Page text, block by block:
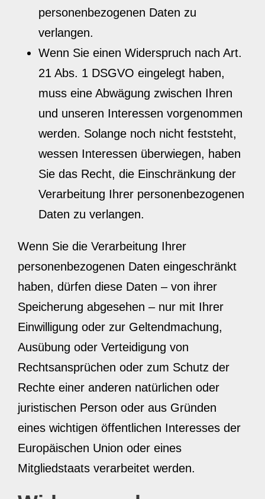
personenbezogenen Daten zu
verlangen.
Wenn Sie einen Widerspruch nach Art.
21 Abs. 1 DSGVO eingelegt haben,
muss eine Abwägung zwischen Ihren
und unseren Interessen vorgenommen
werden. Solange noch nicht feststeht,
wessen Interessen überwiegen, haben
Sie das Recht, die Einschränkung der
Verarbeitung Ihrer personenbezogenen
Daten zu verlangen.
Wenn Sie die Verarbeitung Ihrer
personenbezogenen Daten eingeschränkt
haben, dürfen diese Daten – von ihrer
Speicherung abgesehen – nur mit Ihrer
Einwilligung oder zur Geltendmachung,
Ausübung oder Verteidigung von
Rechtsansprüchen oder zum Schutz der
Rechte einer anderen natürlichen oder
juristischen Person oder aus Gründen
eines wichtigen öffentlichen Interesses der
Europäischen Union oder eines
Mitgliedstaats verarbeitet werden.